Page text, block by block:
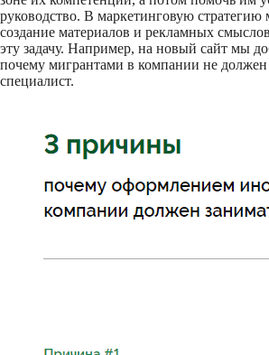
руководство. В маркетинговую
создание материалов и рекламных
эту задачу. Например, на новый сайт мы
почему мигрантами в компании не должен
специалист.